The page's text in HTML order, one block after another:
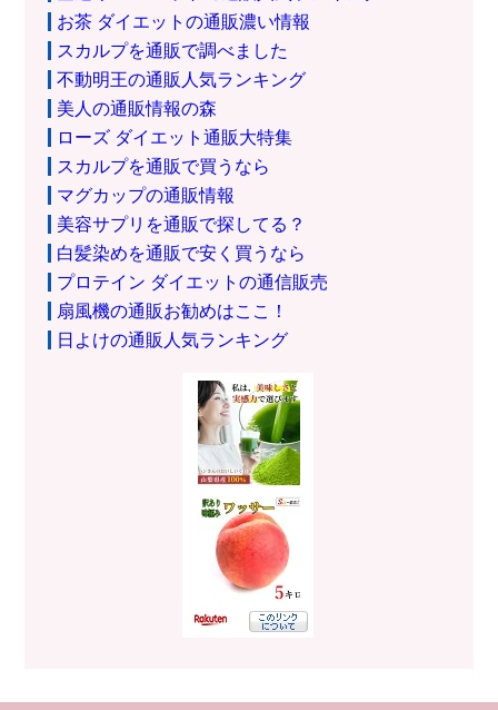
お茶 ダイエットの通販濃い情報
スカルプを通販で調べました
不動明王の通販人気ランキング
美人の通販情報の森
ローズ ダイエット通販大特集
スカルプを通販で買うなら
マグカップの通販情報
美容サプリを通販で探してる？
白髪染めを通販で安く買うなら
プロテイン ダイエットの通信販売
扇風機の通販お勧めはここ！
日よけの通販人気ランキング